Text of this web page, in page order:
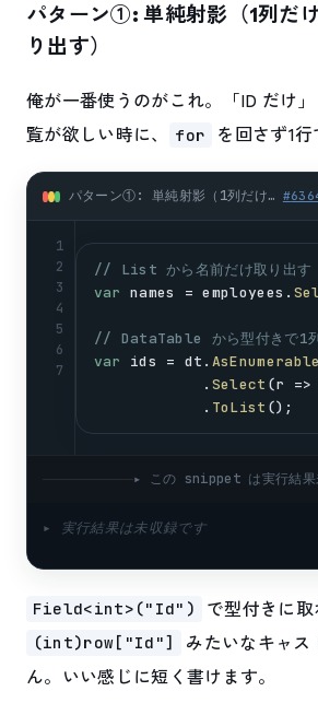
パターン①: 単純射影（1列だ
り出す）
俺が一番使うのがこれ。「ID だけ
覧が欲しい時に、
for を回さず1行
パターン①: 単純射影（1列だけ・型付きで取り出す） (csharp) #
1
2
3
4
5
6
7
// List から名前だけ取り出す
var names = employees .
// DataTable から型付きで1列
var
ids = dt . AsEnumerable
            .
Select (r =>
            .
ToList ();
▸ この snippet は実行結果
▸ 実行結果は未収録です
Field<int>("Id") で型付きに取
(int)row["Id"]
みたいなキャ
ん。いい感じに短く書けます。